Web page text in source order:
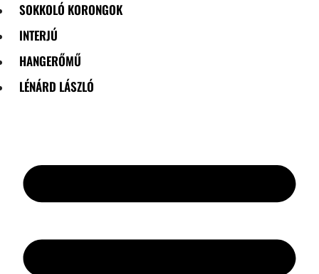
SOKKOLÓ KORONGOK
INTERJÚ
HANGERŐMŰ
LÉNÁRD LÁSZLÓ